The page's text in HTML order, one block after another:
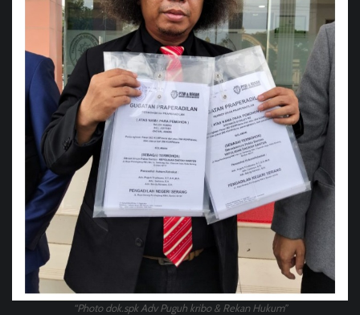
“Photo dok.spk Adv Puguh kribo & Rekan Hukum”